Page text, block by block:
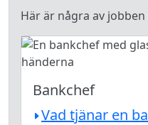
Här är några av
Bankchef
Vad tjänar en